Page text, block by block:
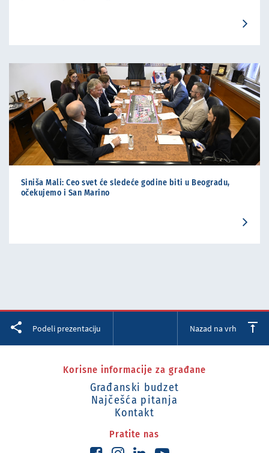
Siniša Mali: Ceo svet će sledeće godine biti u Beogradu,
očekujemo i San Marino
Podeli prezentaciju Nazad na vrh
Korisne informacije za građane
Građanski budzet
Najčešća pitanja
Kontakt
Pratite nas